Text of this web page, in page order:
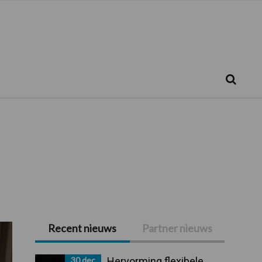
Primaire
Sidebar
Recent nieuws Partner nieuws
30 dec